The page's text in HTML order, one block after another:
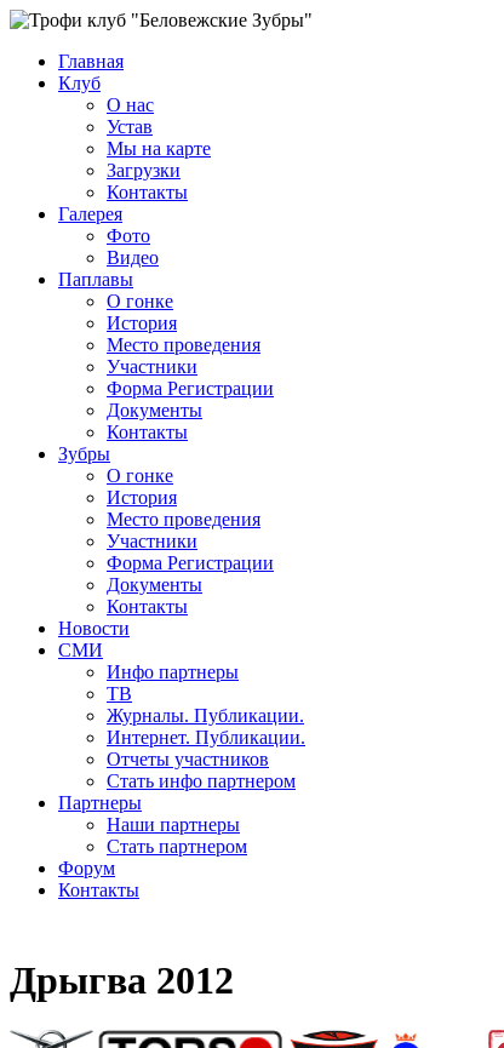
Главная
Клуб
О нас
Устав
Мы на карте
Загрузки
Контакты
Галерея
Фото
Видео
Паплавы
О гонке
История
Место проведения
Участники
Форма Регистрации
Документы
Контакты
Зубры
О гонке
История
Место проведения
Участники
Форма Регистрации
Документы
Контакты
Новости
СМИ
Инфо партнеры
ТВ
Журналы. Публикации.
Интернет. Публикации.
Отчеты участников
Стать инфо партнером
Партнеры
Наши партнеры
Стать партнером
Форум
Контакты
Дрыгва 2012